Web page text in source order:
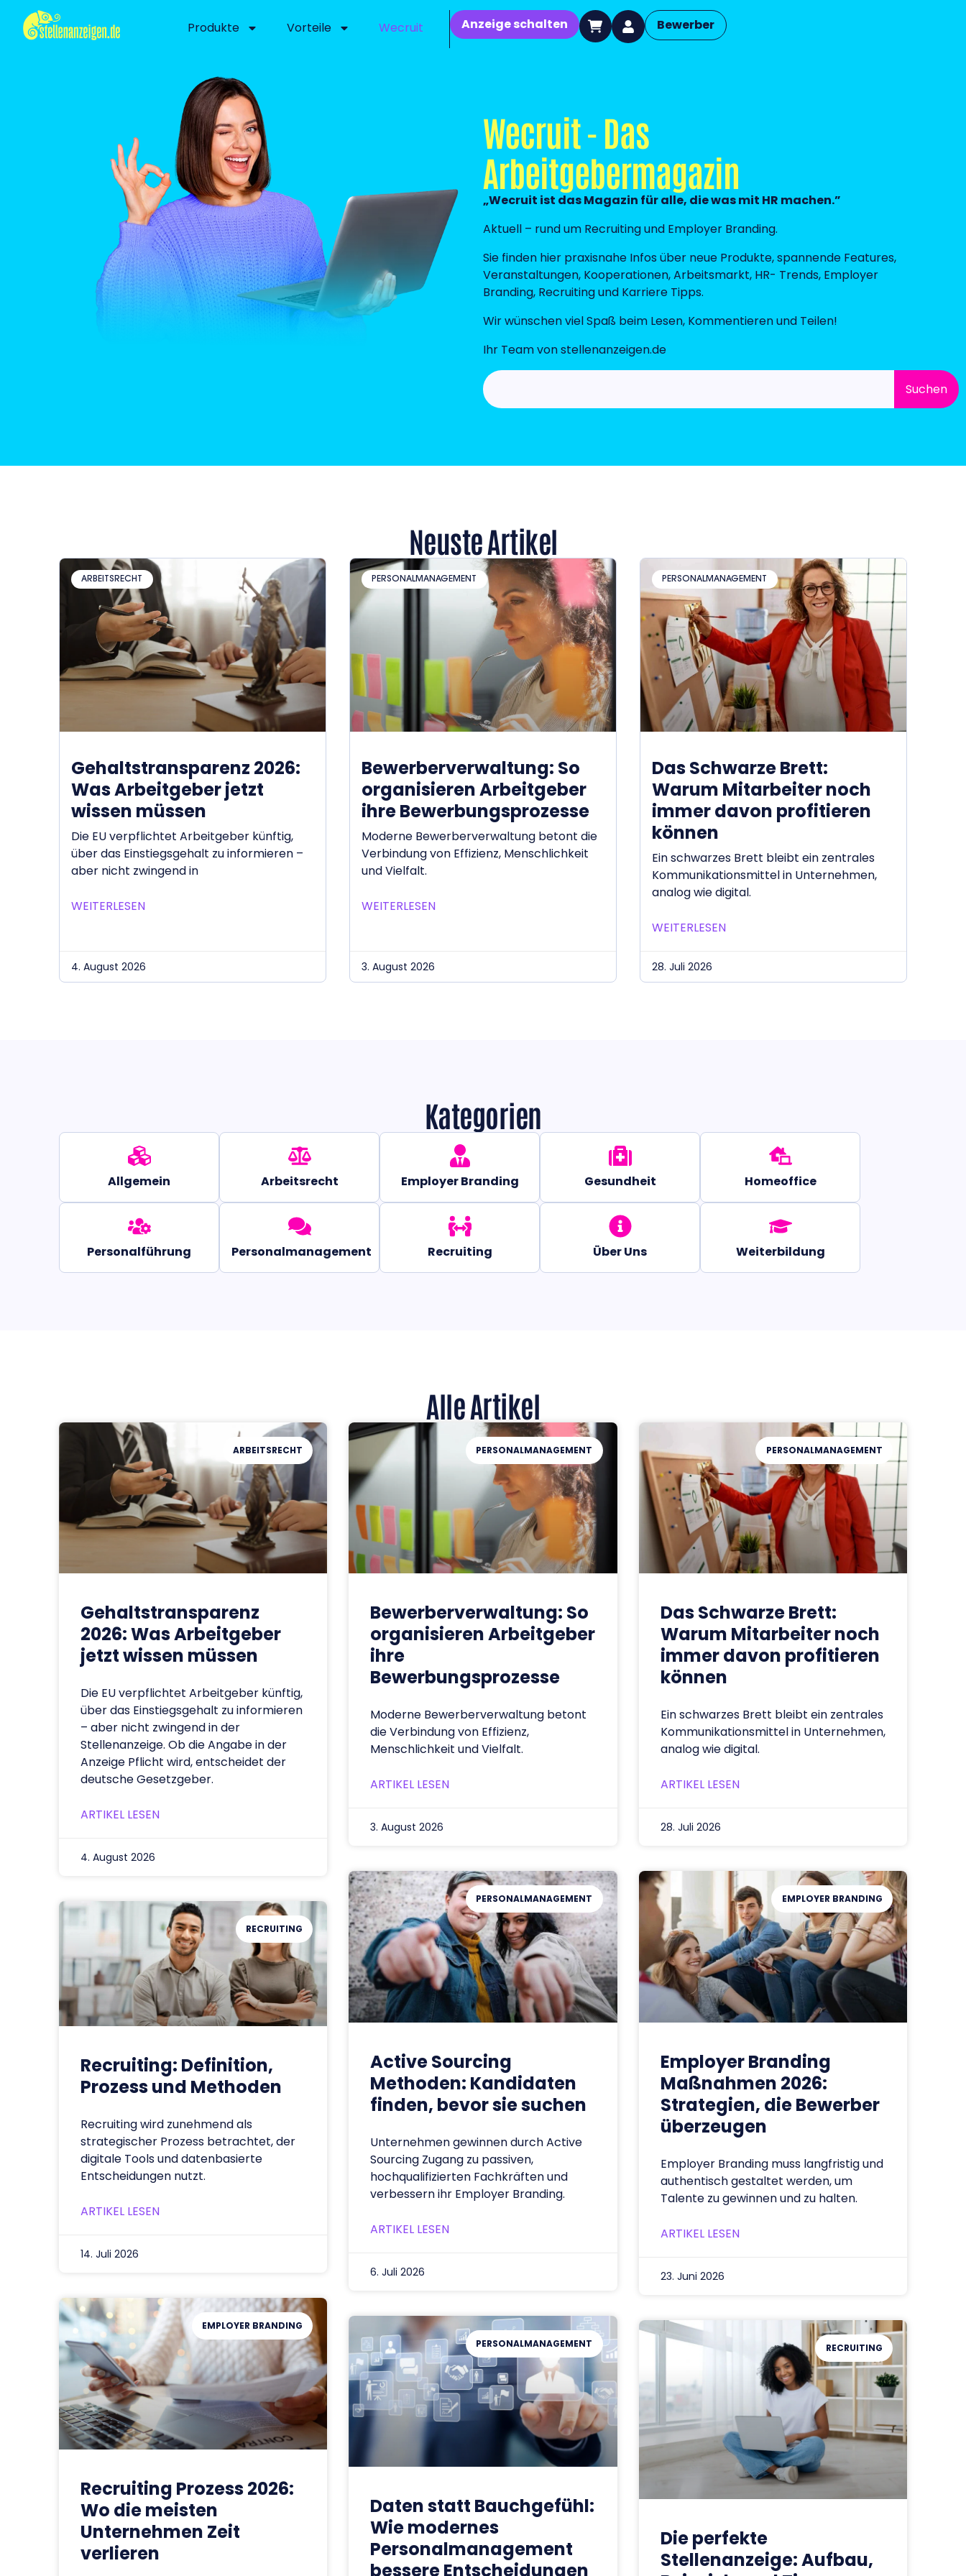
Produkte Vorteile Wecruit Anzeige schalten Bewerber
Wecruit - Das
Arbeitgebermagazin
„Wecruit ist das Magazin für alle, die was mit HR machen.”
Aktuell – rund um Recruiting und Employer Branding.
Sie finden hier praxisnahe Infos über neue Produkte, spannende Features,
Veranstaltungen, Kooperationen, Arbeitsmarkt, HR- Trends, Employer
Branding, Recruiting und Karriere Tipps.
Wir wünschen viel Spaß beim Lesen, Kommentieren und Teilen!
Ihr Team von stellenanzeigen.de
Suchen
Neuste Artikel
ARBEITSRECHT
Gehaltstransparenz 2026:
Was Arbeitgeber jetzt
wissen müssen
Die EU verpflichtet Arbeitgeber künftig,
über das Einstiegsgehalt zu informieren –
aber nicht zwingend in
WEITERLESEN
4. August 2026
PERSONALMANAGEMENT
Bewerberverwaltung: So
organisieren Arbeitgeber
ihre Bewerbungsprozesse
Moderne Bewerberverwaltung betont die
Verbindung von Effizienz, Menschlichkeit
und Vielfalt.
WEITERLESEN
3. August 2026
PERSONALMANAGEMENT
Das Schwarze Brett:
Warum Mitarbeiter noch
immer davon profitieren
können
Ein schwarzes Brett bleibt ein zentrales
Kommunikationsmittel in Unternehmen,
analog wie digital.
WEITERLESEN
28. Juli 2026
Kategorien
Allgemein Arbeitsrecht Employer Branding Gesundheit Homeoffice
Personalführung Personalmanagement Recruiting Über Uns Weiterbildung
Alle Artikel
ARBEITSRECHT
Gehaltstransparenz
2026: Was Arbeitgeber
jetzt wissen müssen
Die EU verpflichtet Arbeitgeber künftig,
über das Einstiegsgehalt zu informieren
– aber nicht zwingend in der
Stellenanzeige. Ob die Angabe in der
Anzeige Pflicht wird, entscheidet der
deutsche Gesetzgeber.
ARTIKEL LESEN
4. August 2026
PERSONALMANAGEMENT
Bewerberverwaltung: So
organisieren Arbeitgeber
ihre
Bewerbungsprozesse
Moderne Bewerberverwaltung betont
die Verbindung von Effizienz,
Menschlichkeit und Vielfalt.
ARTIKEL LESEN
3. August 2026
PERSONALMANAGEMENT
Das Schwarze Brett:
Warum Mitarbeiter noch
immer davon profitieren
können
Ein schwarzes Brett bleibt ein zentrales
Kommunikationsmittel in Unternehmen,
analog wie digital.
ARTIKEL LESEN
28. Juli 2026
RECRUITING
Recruiting: Definition,
Prozess und Methoden
Recruiting wird zunehmend als
strategischer Prozess betrachtet, der
digitale Tools und datenbasierte
Entscheidungen nutzt.
ARTIKEL LESEN
14. Juli 2026
PERSONALMANAGEMENT
Active Sourcing
Methoden: Kandidaten
finden, bevor sie suchen
Unternehmen gewinnen durch Active
Sourcing Zugang zu passiven,
hochqualifizierten Fachkräften und
verbessern ihr Employer Branding.
ARTIKEL LESEN
6. Juli 2026
EMPLOYER BRANDING
Employer Branding
Maßnahmen 2026:
Strategien, die Bewerber
überzeugen
Employer Branding muss langfristig und
authentisch gestaltet werden, um
Talente zu gewinnen und zu halten.
ARTIKEL LESEN
23. Juni 2026
EMPLOYER BRANDING
Recruiting Prozess 2026:
Wo die meisten
Unternehmen Zeit
verlieren
PERSONALMANAGEMENT
Daten statt Bauchgefühl:
Wie modernes
Personalmanagement
bessere Entscheidungen
RECRUITING
Die perfekte
Stellenanzeige: Aufbau,